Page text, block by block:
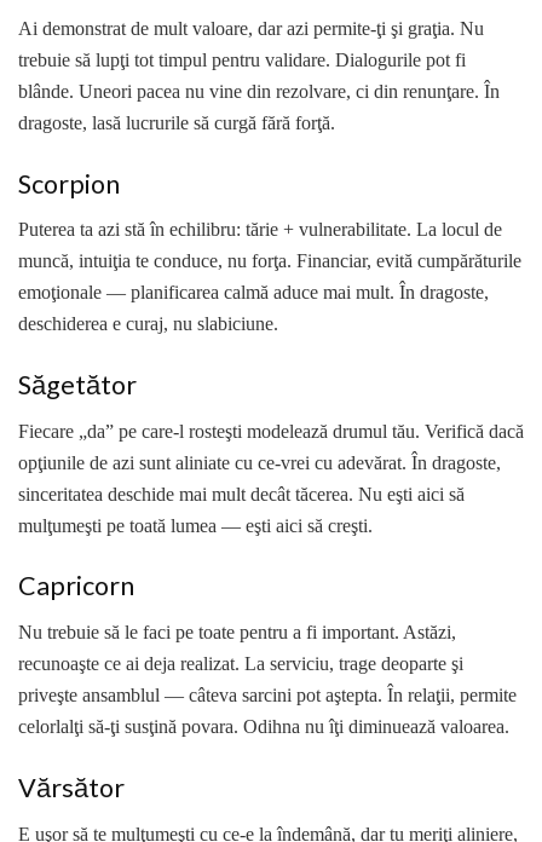
Ai demonstrat de mult valoare, dar azi permite-ţi şi graţia. Nu
trebuie să lupţi tot timpul pentru validare. Dialogurile pot fi
blânde. Uneori pacea nu vine din rezolvare, ci din renunţare. În
dragoste, lasă lucrurile să curgă fără forţă.
Scorpion
Puterea ta azi stă în echilibru: tărie + vulnerabilitate. La locul de
muncă, intuiţia te conduce, nu forţa. Financiar, evită cumpărăturile
emoţionale — planificarea calmă aduce mai mult. În dragoste,
deschiderea e curaj, nu slabiciune.
Săgetător
Fiecare „da” pe care-l rosteşti modelează drumul tău. Verifică dacă
opţiunile de azi sunt aliniate cu ce-vrei cu adevărat. În dragoste,
sinceritatea deschide mai mult decât tăcerea. Nu eşti aici să
mulţumeşti pe toată lumea — eşti aici să creşti.
Capricorn
Nu trebuie să le faci pe toate pentru a fi important. Astăzi,
recunoaşte ce ai deja realizat. La serviciu, trage deoparte şi
priveşte ansamblul — câteva sarcini pot aştepta. În relaţii, permite
celorlalţi să-ţi susţină povara. Odihna nu îţi diminuează valoarea.
Vărsător
E uşor să te mulţumeşti cu ce-e la îndemână, dar tu meriţi aliniere,